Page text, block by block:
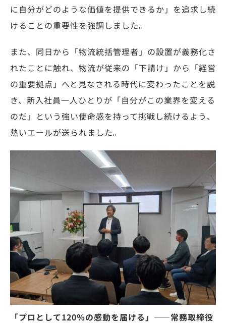
に自分がどのような価値を提供できるか」を追求し続
けることの重要性を強調しました。
また、同日から「物流統括管理者」の設置が義務化さ
れたことに触れ、物流が従来の「下請け」から「経営
の重要拠点」へと見なされる時代に変わったことを説
き、新入社員一人ひとりが「自分がこの業界を変える
のだ」という強い使命感を持って挑戦し続けるよう、
熱いエールが送られました。
「プロとして120％の感動を届ける」——常務取締役